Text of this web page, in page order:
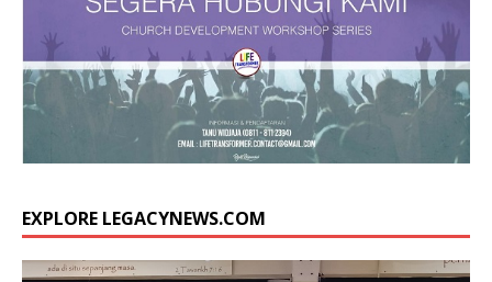
EXPLORE LEGACYNEWS.COM